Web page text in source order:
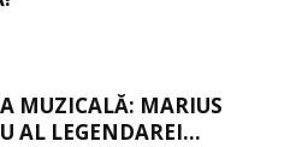
MUZICALĂ: MARIUS
AL LEGENDAREI...